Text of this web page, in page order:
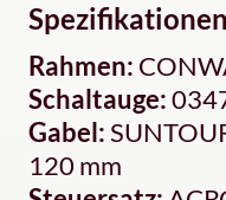
Spezifikationen
Rahmen:
Schaltauge:
Gabel:
120 mm